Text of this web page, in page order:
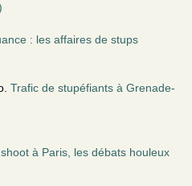
: les affaires de stups
Trafic de stupéfiants à Grenade-
à Paris, les débats houleux